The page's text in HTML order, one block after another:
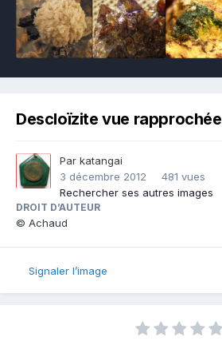
Descloïzite vue rapprochée
Par katangai
3 décembre 2012
481 vues
Rechercher ses autres images
DROIT D’AUTEUR
© Achaud
Signaler l’image